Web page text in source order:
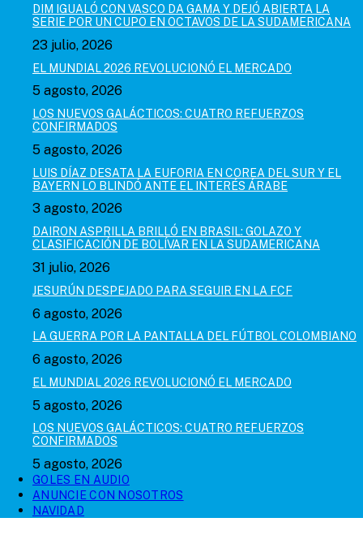
DIM IGUALÓ CON VASCO DA GAMA Y DEJÓ ABIERTA LA
SERIE POR UN CUPO EN OCTAVOS DE LA SUDAMERICANA
23 julio, 2026
EL MUNDIAL 2026 REVOLUCIONÓ EL MERCADO
5 agosto, 2026
LOS NUEVOS GALÁCTICOS: CUATRO REFUERZOS
CONFIRMADOS
5 agosto, 2026
LUIS DÍAZ DESATA LA EUFORIA EN COREA DEL SUR Y EL
BAYERN LO BLINDÓ ANTE EL INTERÉS ÁRABE
3 agosto, 2026
DAIRON ASPRILLA BRILLÓ EN BRASIL: GOLAZO Y
CLASIFICACIÓN DE BOLÍVAR EN LA SUDAMERICANA
31 julio, 2026
JESURÚN DESPEJADO PARA SEGUIR EN LA FCF
6 agosto, 2026
LA GUERRA POR LA PANTALLA DEL FÚTBOL COLOMBIANO
6 agosto, 2026
EL MUNDIAL 2026 REVOLUCIONÓ EL MERCADO
5 agosto, 2026
LOS NUEVOS GALÁCTICOS: CUATRO REFUERZOS
CONFIRMADOS
5 agosto, 2026
GOLES EN AUDIO
ANUNCIE CON NOSOTROS
NAVIDAD